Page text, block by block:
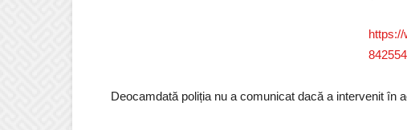
Deocamdată poliția nu a comunicat dacă a intervenit în